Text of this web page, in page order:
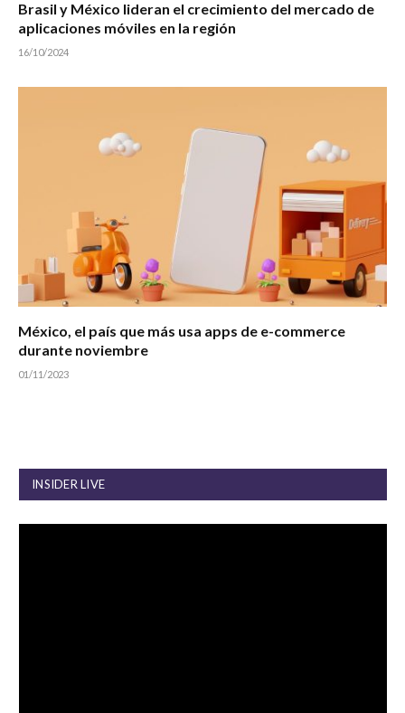
Brasil y México lideran el crecimiento del mercado de
aplicaciones móviles en la región
16/10/2024
México, el país que más usa apps de e-commerce
durante noviembre
01/11/2023
INSIDER LIVE